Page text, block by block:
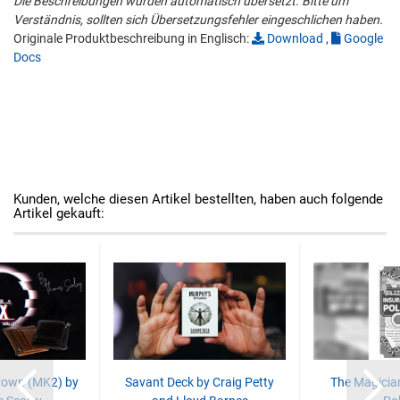
Verständnis, sollten sich Übersetzungsfehler eingeschlichen haben.
Originale Produktbeschreibung in Englisch:
Download ,
Google
Docs
Kunden, welche diesen Artikel bestellten, haben auch folgende
Artikel gekauft:
(MK2) by
Savant Deck by Craig Petty
The